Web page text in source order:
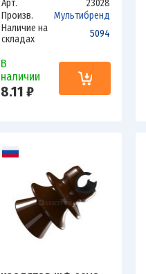
Арт.
23028
Произв.
Мультибренд
Наличие на
складах
5094
В
наличии
8.11 ₽